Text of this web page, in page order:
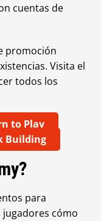
cuentas de
promoción
Visita el
todos los
to Play
Building
para
cómo